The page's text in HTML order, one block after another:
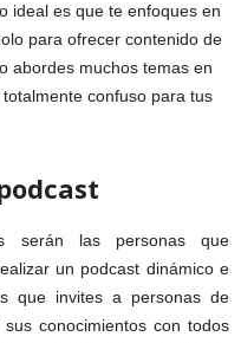
ideal es que te enfoques en
para ofrecer contenido de
abordes muchos temas en
confuso para tus
serán las personas que
un podcast dinámico e
que invites a personas de
conocimientos con todos